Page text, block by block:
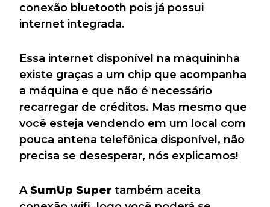
conexão bluetooth pois já possui
internet integrada.
Essa internet disponível na maquininha
existe graças a um chip que acompanha
a máquina e que não é necessário
recarregar de créditos. Mas mesmo que
você esteja vendendo em um local com
pouca antena telefônica disponível, não
precisa se desesperar, nós explicamos!
A SumUp Super também aceita